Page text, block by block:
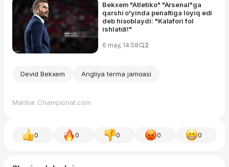
Bekxem "Atletiko" "Arsenal"ga
qarshi o'yinda penaltiga loyiq edi
deb hisoblaydi: "Kalafori fol
ishlatdi!"
6 may, 14:58 2
Devid Bekxem Angliya terma jamoasi
Manba: Championat.com
0 0 0 0 0